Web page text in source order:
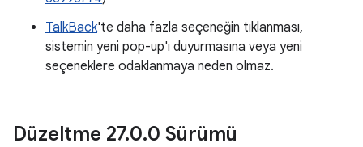
TalkBack'te daha fazla seçeneğin tıklanması,
sistemin yeni pop-up'ı duyurmasına veya yeni
seçeneklere odaklanmaya neden olmaz.
Düzeltme 27.0.0 Sürümü